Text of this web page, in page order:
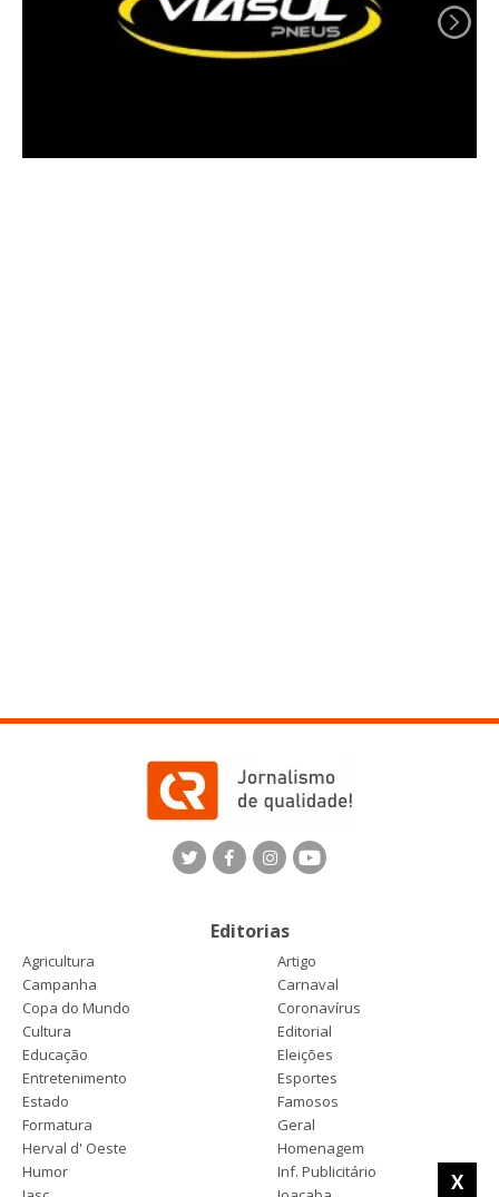
X
Editorias
Agricultura
Artigo
Campanha
Carnaval
Copa do Mundo
Coronavírus
Cultura
Editorial
Educação
Eleições
Entretenimento
Esportes
Estado
Famosos
Formatura
Geral
Herval d' Oeste
Homenagem
Humor
Inf. Publicitário